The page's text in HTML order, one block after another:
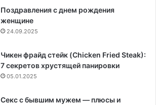
Поздравления с днем рождения
женщине
24.09.2025
Чикен фрайд стейк (Chicken Fried Steak):
7 секретов хрустящей панировки
05.01.2025
Секс с бывшим мужем — плюсы и